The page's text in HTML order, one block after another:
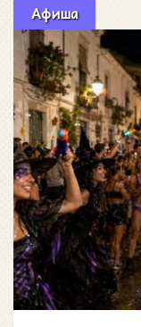
Афиша